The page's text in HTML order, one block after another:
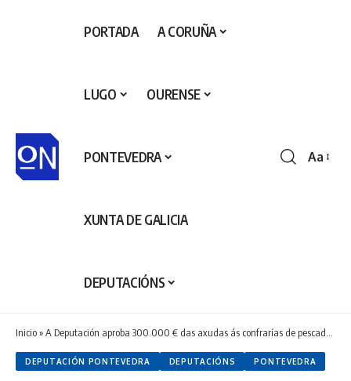
PORTADA A CORUÑA
LUGO OURENSE
PONTEVEDRA
XUNTA DE GALICIA
DEPUTACIÓNS
Aa
Inicio»A Deputación aproba 300.000 € das axudas ás confrarías de pescadores da provincia, 75.000€ máis que o pasado ano, para impulsar investimentos e afrontar gasto corrente
DEPUTACIÓN PONTEVEDRA DEPUTACIÓNS PONTEVEDRA